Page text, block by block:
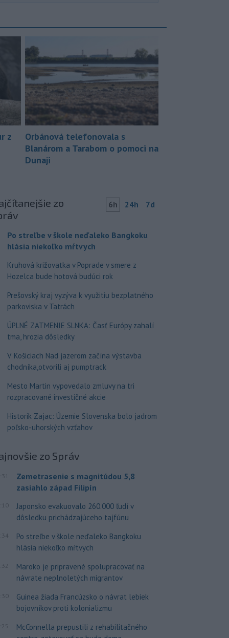
z
Orbánová telefonovala s
Blanárom a Tarabom o pomoci na
Dunaji
zo
6h 24h 7d
Po streľbe v škole neďaleko Bangkoku
hlásia niekoľko mŕtvych
Kruhová križovatka v Poprade v smere z
Hozelca bude hotová budúci rok
Prešovský kraj vyzýva k využitiu bezplatného
parkoviska v Tatrách
ÚPLNÉ ZATMENIE SLNKA: Časť Európy zahalí
tma, hrozia dôsledky
V Košiciach Nad jazerom začína výstavba
chodníka,otvorili aj pumptrack
Mesto Martin vypovedalo zmluvy na tri
rozpracované investičné akcie
Historik Zajac: Územie Slovenska bolo jadrom
poľsko-uhorských vzťahov
zo Správ
Zemetrasenie s magnitúdou 5,8
zasiahlo západ Filipín
Japonsko evakuovalo 260.000 ľudí v
dôsledku prichádzajúceho tajfúnu
Po streľbe v škole neďaleko Bangkoku
hlásia niekoľko mŕtvych
Maroko je pripravené spolupracovať na
návrate neplnoletých migrantov
Guinea žiada Francúzsko o návrat lebiek
bojovníkov proti kolonializmu
McConnella prepustili z rehabilitačného